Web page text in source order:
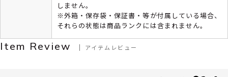
しません。
※外箱・保存袋・保証書・等が付属している場合、
それらの状態は商品ランクには含まれません。
Item Review アイテムレビュー